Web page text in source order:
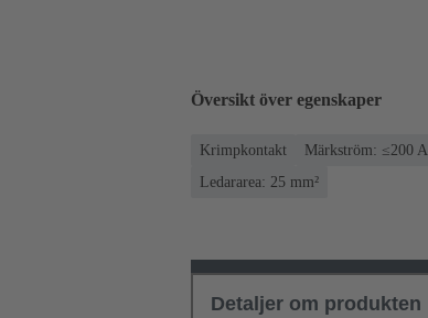
Översikt över egenskaper
Krimpkontakt Märkström: ≤200 A
Ledararea: 25 mm²
Detaljer om produkten